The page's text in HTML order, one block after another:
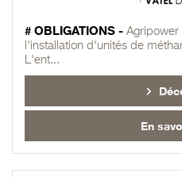
# OBLIGATIONS - Agripower
l'installation d'unités de
L'ent...
En